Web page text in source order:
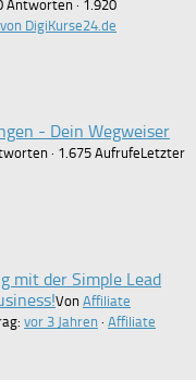
Antworten · 1.920
DigiKurse24.de
- Dein Wegweiser
· 1.675 AufrufeLetzter
mit der Simple Lead
Von Affiliate
vor 3 Jahren · Affiliate